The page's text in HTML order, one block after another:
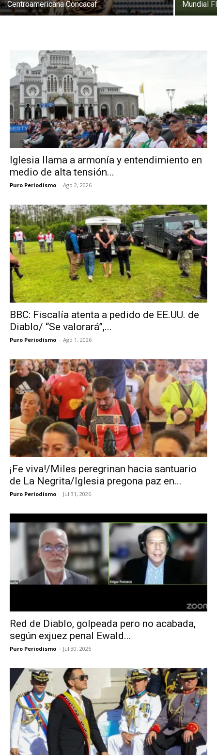
Centroamericana Concacaf
Mundial
Iglesia llama a armonía y entendimiento en
medio de alta tensión...
Puro Periodismo - Ago 2, 2026
BBC: Fiscalía atenta a pedido de EE.UU. de
Diablo/ “Se valorará”,...
Puro Periodismo - Ago 1, 2026
¡Fe viva!/Miles peregrinan hacia santuario
de La Negrita/Iglesia pregona paz en...
Puro Periodismo - Jul 31, 2026
Red de Diablo, golpeada pero no acabada,
según exjuez penal Ewald...
Puro Periodismo - Jul 30, 2026